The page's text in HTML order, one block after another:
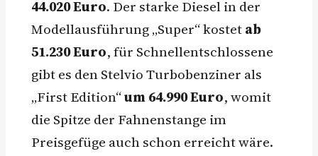
44.020 Euro. Der starke Diesel in der
Modellausführung „Super“ kostetab
51.230 Euro, für Schnellentschlossene
gibt es den Stelvio Turbobenziner als
„First Edition“um 64.990 Euro, womit
die Spitze der Fahnenstange im
Preisgefüge auch schon erreicht wäre.